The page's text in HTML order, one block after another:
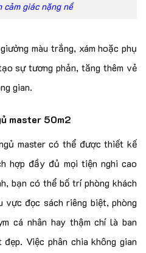
cảm giác nặng nề
màu trắng, xám hoặc phụ
sự tương phản, tăng thêm vẻ
gian.
master 50m2
master có thể được thiết kế
hợp đầy đủ mọi tiện nghi cao
bạn có thể bố trí phòng khách
vực đọc sách riêng biệt, phòng
cá nhân hay thậm chí là ban
Việc phân chia không gian